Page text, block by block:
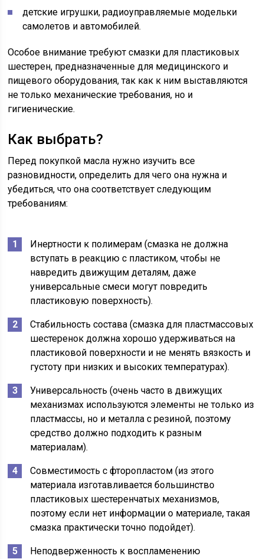
детские игрушки, радиоуправляемые модельки
самолетов и автомобилей.
Особое внимание требуют смазки для пластиковых
шестерен, предназначенные для медицинского и
пищевого оборудования, так как к ним выставляются
не только механические требования, но и
гигиенические.
Как выбрать?
Перед покупкой масла нужно изучить все
разновидности, определить для чего она нужна и
убедиться, что она соответствует следующим
требованиям:
Инертности к полимерам (смазка не должна
вступать в реакцию с пластиком, чтобы не
навредить движущим деталям, даже
универсальные смеси могут повредить
пластиковую поверхность).
Стабильность состава (смазка для пластмассовых
шестеренок должна хорошо удерживаться на
пластиковой поверхности и не менять вязкость и
густоту при низких и высоких температурах).
Универсальность (очень часто в движущих
механизмах используются элементы не только из
пластмассы, но и металла с резиной, поэтому
средство должно подходить к разным
материалам).
Совместимость с фторопластом (из этого
материала изготавливается большинство
пластиковых шестеренчатых механизмов,
поэтому если нет информации о материале, такая
смазка практически точно подойдет).
Неподверженность к воспламенению